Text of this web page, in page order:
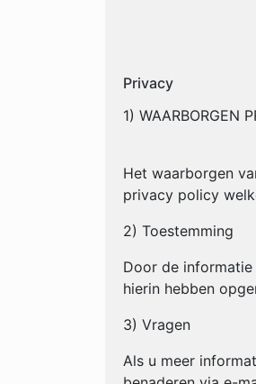
Privacy
1) WAARBORGEN
Het waarborgen
privacy policy
2) Toestemming
Door de
hierin hebben
3) Vragen
Als u meer